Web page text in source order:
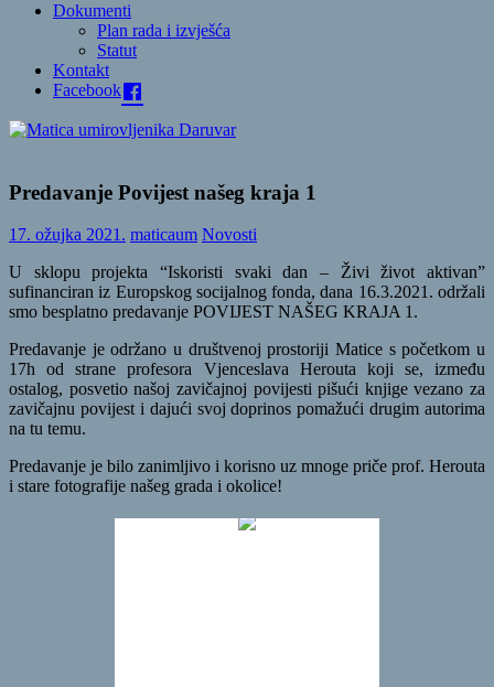
Dokumenti
Plan rada i izvješća
Statut
Kontakt
Facebook
Predavanje Povijest našeg kraja 1
17. ožujka 2021. maticaum Novosti
U sklopu projekta “Iskoristi svaki dan – Živi život aktivan”
sufinanciran iz Europskog socijalnog fonda, dana 16.3.2021. održali
smo besplatno predavanje POVIJEST NAŠEG KRAJA 1.
Predavanje je održano u društvenoj prostoriji Matice s početkom u
17h od strane profesora Vjenceslava Herouta koji se, između
ostalog, posvetio našoj zavičajnoj povijesti pišući knjige vezano za
zavičajnu povijest i dajući svoj doprinos pomažući drugim autorima
na tu temu.
Predavanje je bilo zanimljivo i korisno uz mnoge priče prof. Herouta
i stare fotografije našeg grada i okolice!